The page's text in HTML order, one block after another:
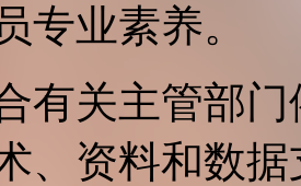
专业素养。
有关主管部
、资料和数